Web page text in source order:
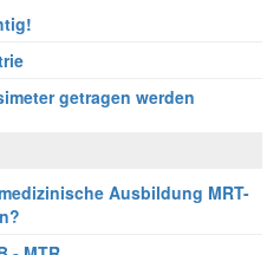
getragen werden
Ausbildung MRT-